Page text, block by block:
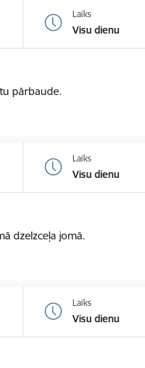
Laiks
Visu dienu
pārbaude.
Laiks
Visu dienu
dzelzceļa jomā.
Laiks
Visu dienu